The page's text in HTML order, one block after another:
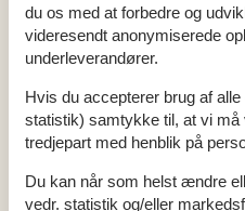
Udlejning af
Sommerhusferien i Balka byder
nyde den fredfyldte atmosfære
man slappe af på den
maleriske omgivelser og skabe
du os med at forbedre og
videresendt anonymiserede
underleverandører.
Hvis du accepterer brug af
statistik) samtykke til, at vi må
tredjepart med henblik på
Du kan når som helst ændre
vedr. statistik og/eller